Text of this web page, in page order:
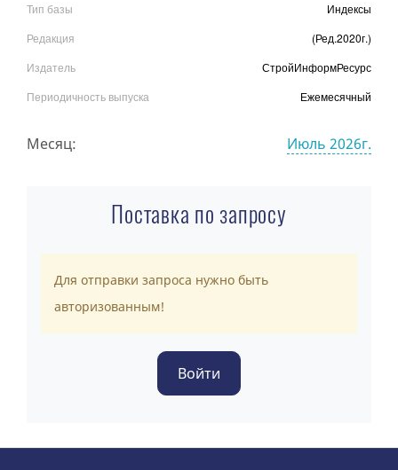
Тип базы
Индексы
Редакция
(Ред.2020г.)
Издатель
СтройИнформРесурс
Периодичность выпуска
Ежемесячный
Месяц: Июль 2026г.
Поставка по запросу
Для отправки запроса нужно быть
авторизованным!